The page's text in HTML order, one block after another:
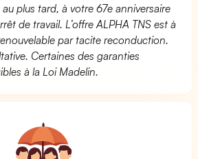
plus tard, à votre 67e anniversaire
de travail. L’offre ALPHA TNS est à
par tacite reconduction.
Certaines des garanties
à la Loi Madelin.